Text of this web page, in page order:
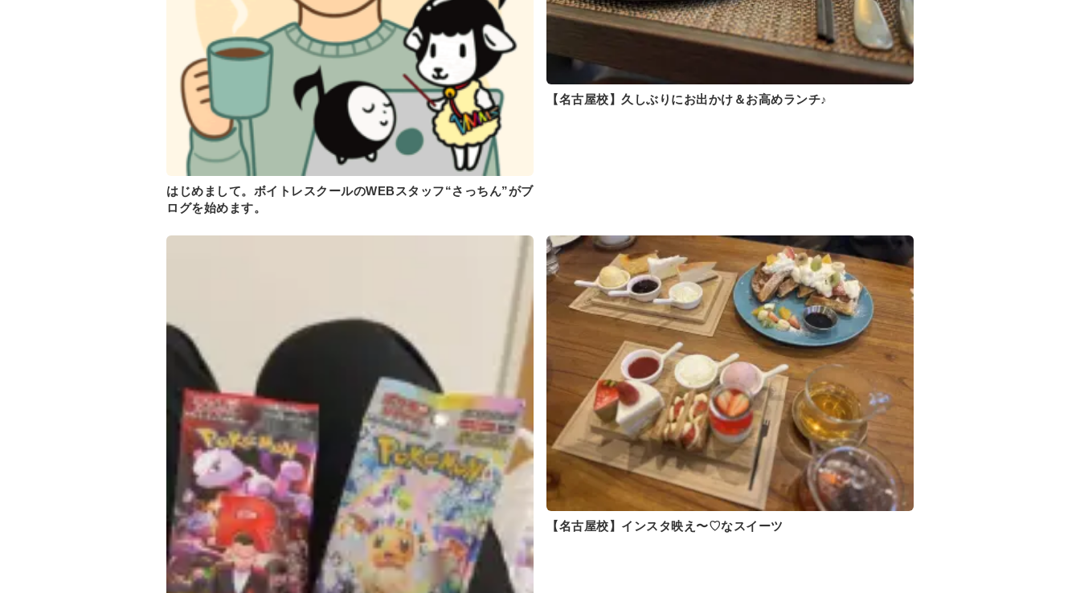
はじめまして。ボイトレスクールのWEBスタッフ“さっちん”がブ
ログを始めます。
【名古屋校】久しぶりにお出かけ＆お高めランチ♪
【名古屋校】インスタ映え〜♡なスイーツ